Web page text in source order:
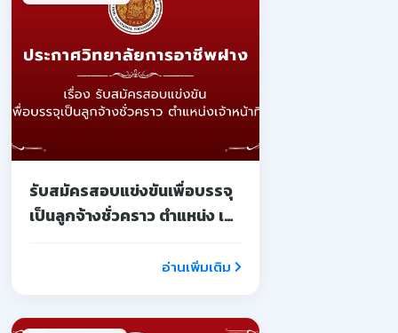
รับสมัครสอบแข่งขันเพื่อบรรจุ
เป็นลูกจ้างชั่วคราว ตำแหน่ง เจ้า
อ่านเพิ่มเติม